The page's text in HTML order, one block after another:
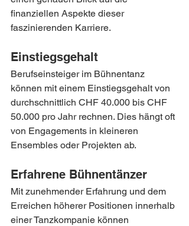
finanziellen Aspekte dieser
faszinierenden Karriere.
Einstiegsgehalt
Berufseinsteiger im Bühnentanz
können mit einem Einstiegsgehalt von
durchschnittlich CHF 40.000 bis CHF
50.000 pro Jahr rechnen. Dies hängt oft
von Engagements in kleineren
Ensembles oder Projekten ab.
Erfahrene Bühnentänzer
Mit zunehmender Erfahrung und dem
Erreichen höherer Positionen innerhalb
einer Tanzkompanie können